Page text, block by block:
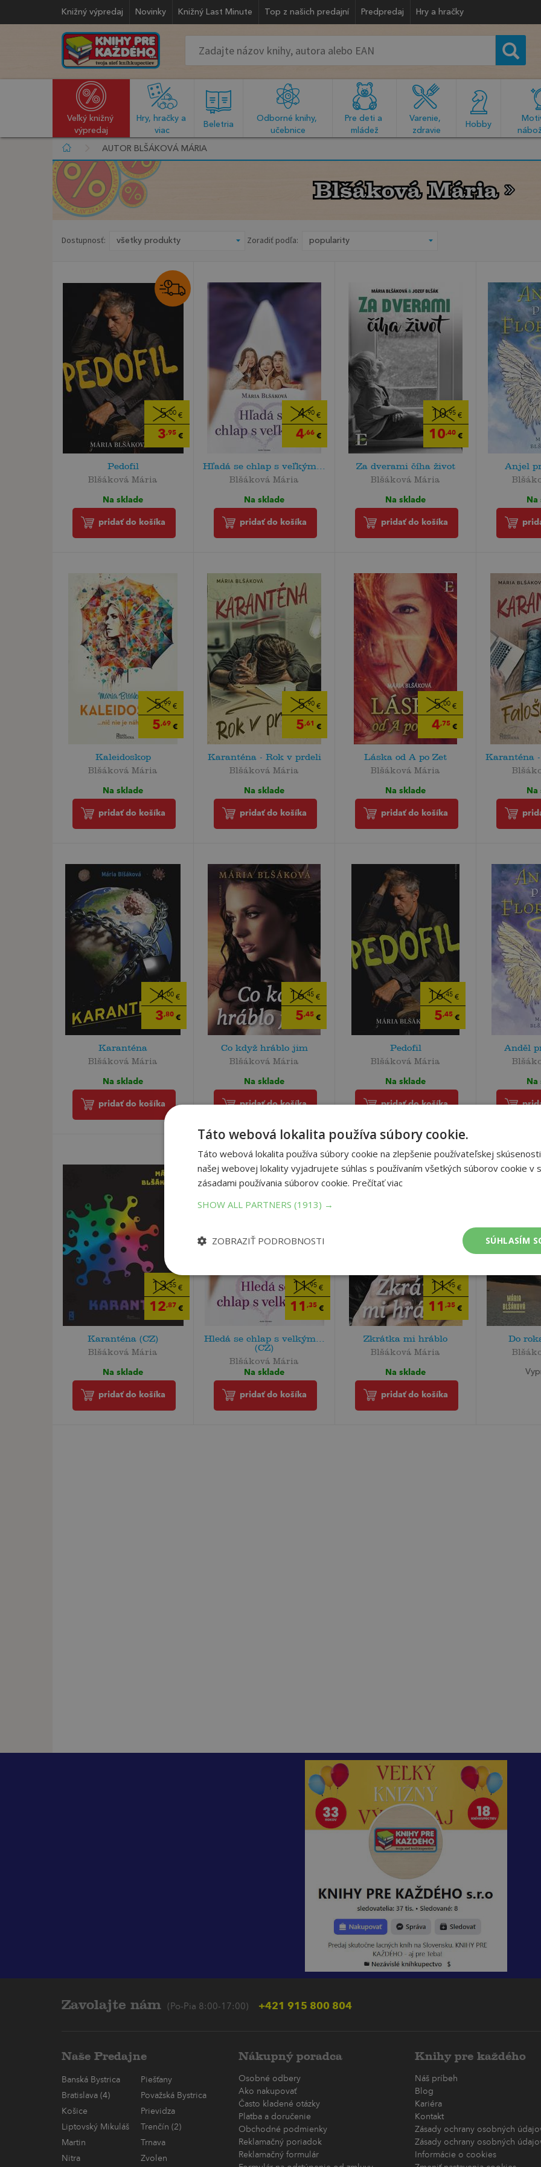
Knižný výpredaj Novinky Knižný Last Minute Top z našich predajní Predpredaj Hry a hračky
Veľký knižný
výpredaj
Hry, hračky a
viac
Beletria
Odborné knihy,
učebnice
Pre deti a
mládež
Varenie,
zdravie
Hobby
AUTOR BLŠÁKOVÁ MÁRIA
Blšáková Mária
Blšáková Mária
Dostupnosť: Zoradiť podľa:
5,00 €
3,95 €
Pedofil
Blšáková Mária
Na sklade
pridať do košíka
4,90€
4,66€
Hľadá se chlap s veľkým...
Blšáková Mária
Na sklade
pridať do košíka
10,95€
10,40€
Za dverami číha život
Blšáková Mária
Na sklade
pridať do košíka
Anjel
Na
5,99 €
5,69€
Kaleidoskop
Blšáková Mária
Na sklade
pridať do košíka
5,90€
5,61 €
Karanténa - Rok v prdeli
Blšáková Mária
Na sklade
pridať do košíka
5,00€
4,75€
Láska od A po Zet
Blšáková Mária
Na sklade
pridať do košíka
Karanténa
Na
4,00€
3,80€
Karanténa
Blšáková Mária
Na sklade
pridať do košíka
16,45€
5,45€
Co když hráblo jim
Blšáková Mária
Na sklade
pridať do košíka
16,45€
5,45€
Pedofil
Blšáková Mária
Na sklade
pridať do košíka
Anděl
Na
13,55 €
12,87 €
Karanténa (CZ)
Blšáková Mária
Na sklade
pridať do košíka
11,95 €
11 ,35 €
Hledá se chlap s velkým...
(CZ)
Blšáková Mária
Na sklade
pridať do košíka
11,95 €
11 ,35 €
Zkrátka mi hráblo
Blšáková Mária
Na sklade
pridať do košíka
Do
Zavolajte nám (Po-Pia 8:00-17:00) +421 915 800 804
Naše Predajne
Banská Bystrica
Piešťany
Bratislava (4)
Považská Bystrica
Košice
Prievidza
Liptovský Mikuláš
Trenčín (2)
Martin
Trnava
Nitra
Zvolen
Nákupný poradca
Osobné odbery
Ako nakupovať
Často kladené otázky
Platba a doručenie
Obchodné podmienky
Reklamačný poriadok
Reklamačný formulár
Knihy pre každého
Náš príbeh
Blog
Kariéra
Kontakt
Zásady ochrany osobných
Zásady ochrany osobných
Informácie o cookies
Táto webová lokalita používa súbory cookie.
Táto webová lokalita používa súbory cookie na zlepšenie používateľskej
našej webovej lokality vyjadrujete súhlas s používaním všetkých súborov cookie v
zásadami používania súborov cookie. Prečítať viac
SHOW ALL PARTNERS (1913) →
SÚHLASÍM
ZOBRAZIŤ PODROBNOSTI